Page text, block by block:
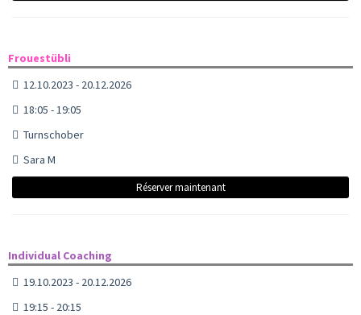
Frouestübli
12.10.2023 - 20.12.2026
18:05 - 19:05
Turnschober
Sara M
Réserver maintenant
Individual Coaching
19.10.2023 - 20.12.2026
19:15 - 20:15